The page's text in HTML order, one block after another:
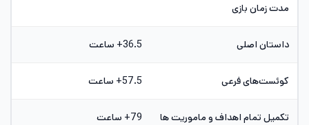
مدت زمان بازی
داستان اصلی 36.5+ ساعت
کوئست‌های فرعی 57.5+ ساعت
تکمیل تمام اهداف و ماموریت ها 79+ ساعت